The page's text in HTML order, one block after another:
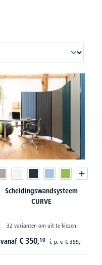
Scheidingswandsysteem
CURVE
32 varianten om uit te kiezen
vanaf € 350,10 i. p. v. € 399,-